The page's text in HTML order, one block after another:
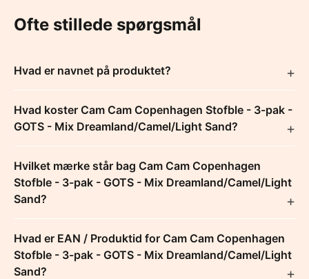
Ofte stillede spørgsmål
Hvad er navnet på produktet?
Hvad koster Cam Cam Copenhagen Stofble - 3-pak -
GOTS - Mix Dreamland/Camel/Light Sand?
Hvilket mærke står bag Cam Cam Copenhagen
Stofble - 3-pak - GOTS - Mix Dreamland/Camel/Light
Sand?
Hvad er EAN / Produktid for Cam Cam Copenhagen
Stofble - 3-pak - GOTS - Mix Dreamland/Camel/Light
Sand?